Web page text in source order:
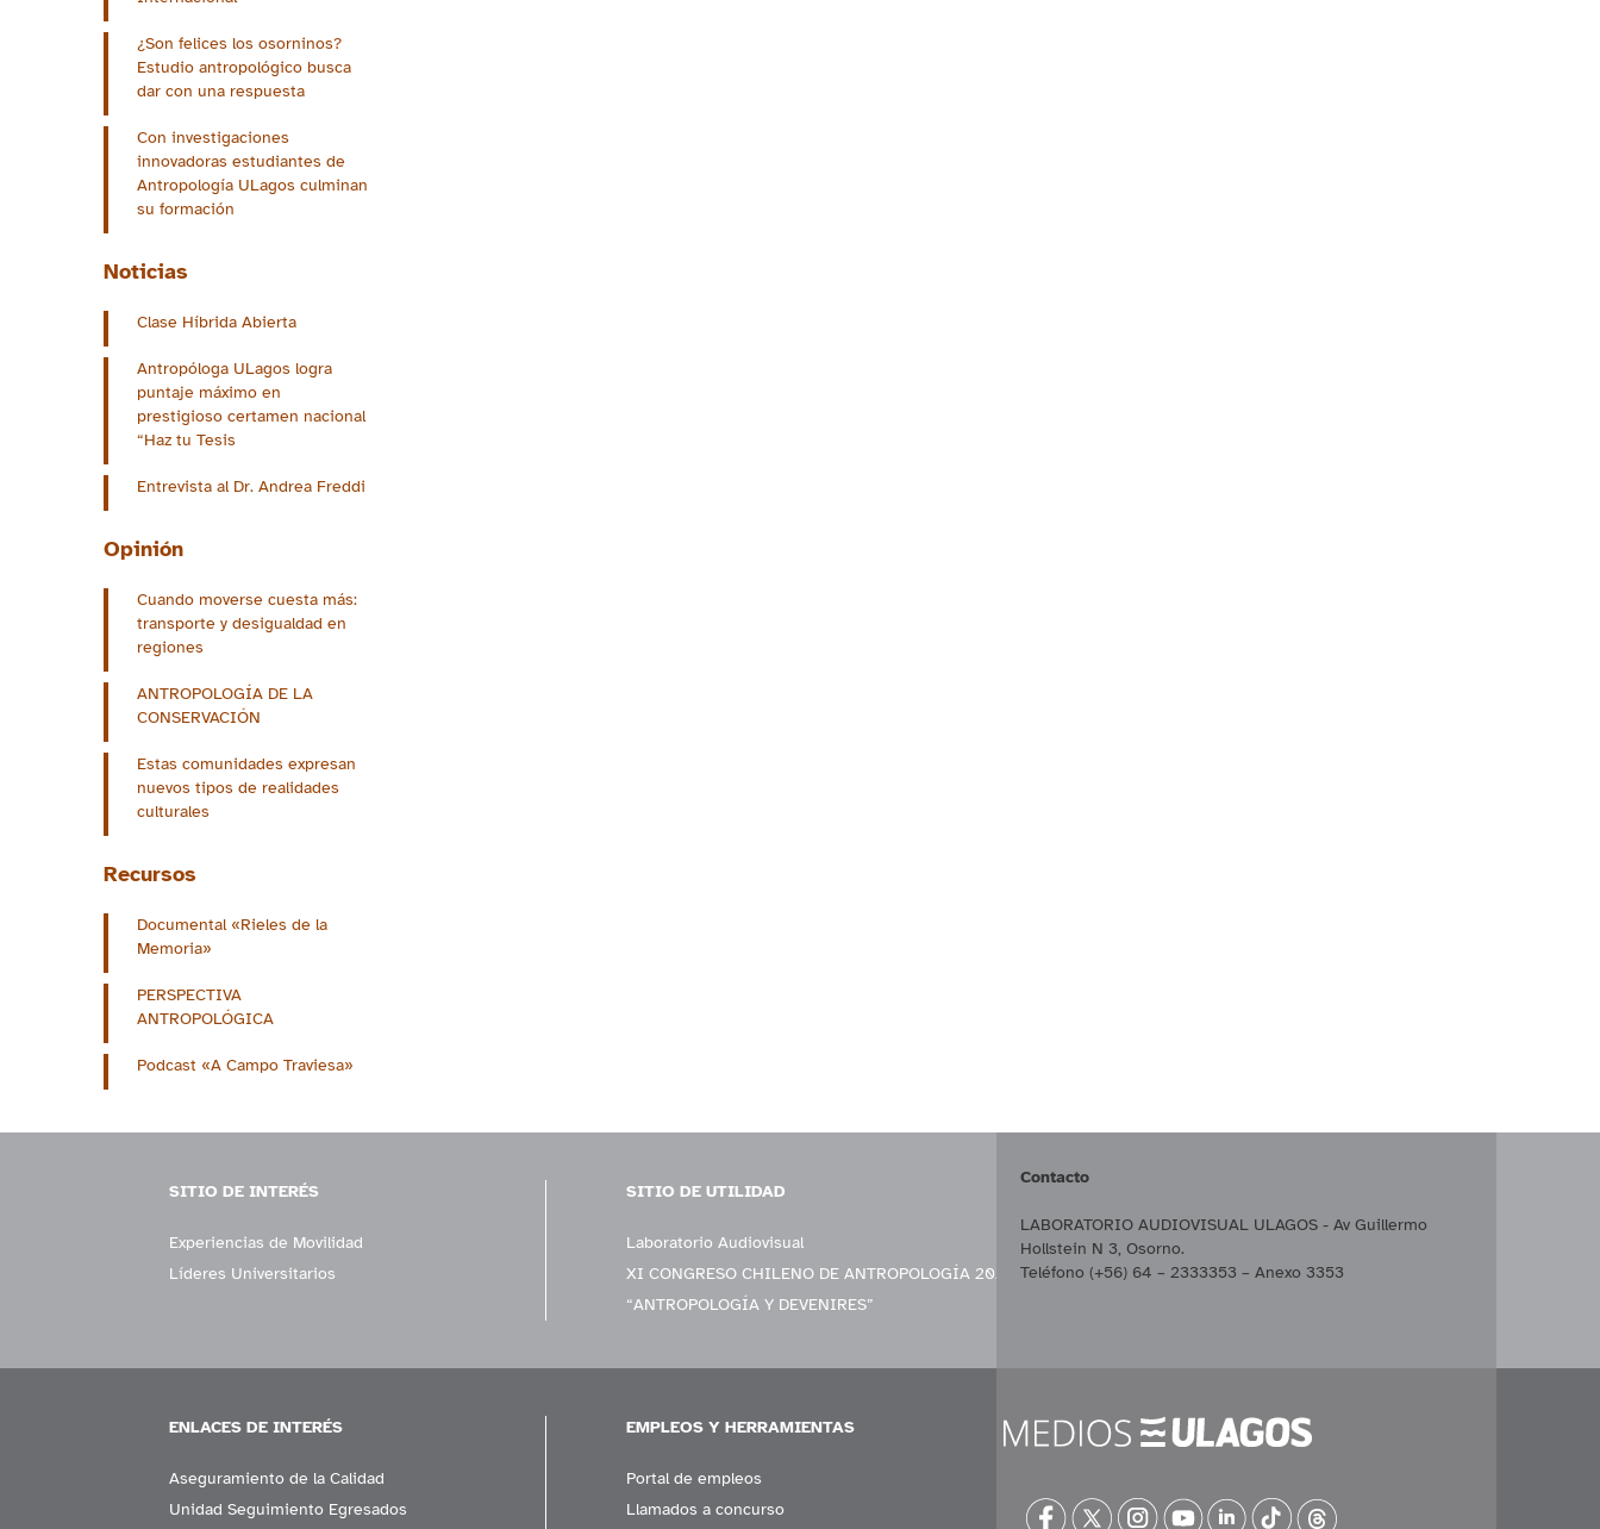
¿Son felices los osorninos?
Estudio antropológico busca
dar con una respuesta
Con investigaciones
innovadoras estudiantes de
Antropología ULagos culminan
su formación
Noticias
Clase Híbrida Abierta
Antropóloga ULagos logra
puntaje máximo en
prestigioso certamen nacional
“Haz tu Tesis
Entrevista al Dr. Andrea Freddi
Opinión
Cuando moverse cuesta más:
transporte y desigualdad en
regiones
ANTROPOLOGÍA DE LA
CONSERVACIÓN
Estas comunidades expresan
nuevos tipos de realidades
culturales
Recursos
Documental «Rieles de la
Memoria»
PERSPECTIVA
ANTROPOLÓGICA
Podcast «A Campo Traviesa»
SITIO DE INTERÉS
Experiencias de Movilidad
Líderes Universitarios
SITIO DE UTILIDAD
Laboratorio Audiovisual
XI CONGRESO CHILENO DE ANTROPOLOGÍA 2023
“ANTROPOLOGÍA Y DEVENIRES”
Contacto
LABORATORIO AUDIOVISUAL ULAGOS - Av Guillermo
Hollstein N 3, Osorno.
Teléfono (+56) 64 – 2333353 – Anexo 3353
ENLACES DE INTERÉS
Aseguramiento de la Calidad
Unidad Seguimiento Egresados
EMPLEOS Y HERRAMIENTAS
Portal de empleos
Llamados a concurso